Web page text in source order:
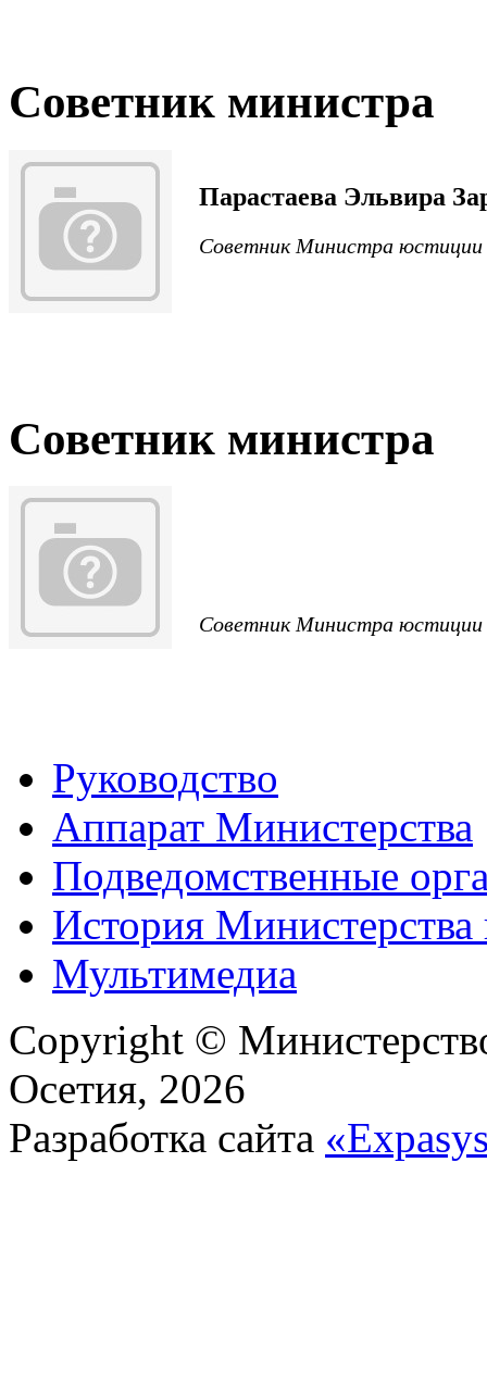
Советник министра
Парастаева Эльвира
Советник Министра
Советник министра
Советник Министра
Руководство
Аппарат Министерства
Подведомственные
История
Мультимедиа
Copyright ©
Осетия, 2026
Разработка сайта